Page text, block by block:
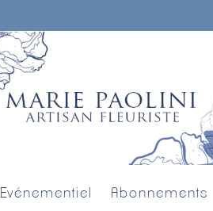
Evénementiel Abonnements